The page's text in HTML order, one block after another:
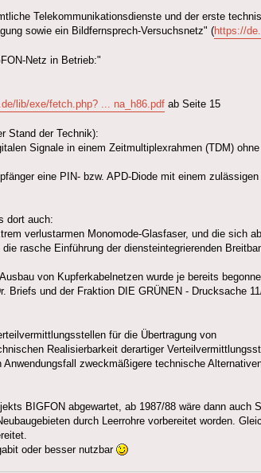
Telekommunikationsdienste und der erste
sowie ein Bildfernsprech-Versuchsnetz" (https://
Netz in Betrieb:"
lib/exe/fetch.php? ... na_h86.pdf ab Seite 15
Stand der Technik):
Signale in einem Zeitmultiplexrahmen (TDM)
eine PIN- bzw. APD-Diode mit einem
dort auch:
verlustarmen Monomode-Glasfaser, und die sich
rasche Einführung der diensteintegrierenden
von Kupferkabelnetzen wurde je bereits
Briefs und der Fraktion DIE GRÜNEN - Drucksache
für die Übertragung von
Realisierbarkeit derartiger
zweckmäßigere technische
BIGFON abgewartet, ab 1987/88 wäre dann auch
durch Leerrohre vorbereitet worden.
oder besser nutzbar